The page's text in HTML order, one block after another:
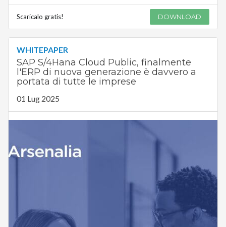
Scaricalo gratis! DOWNLOAD
WHITEPAPER
SAP S/4Hana Cloud Public, finalmente
l'ERP di nuova generazione è davvero a
portata di tutte le imprese
01 Lug 2025